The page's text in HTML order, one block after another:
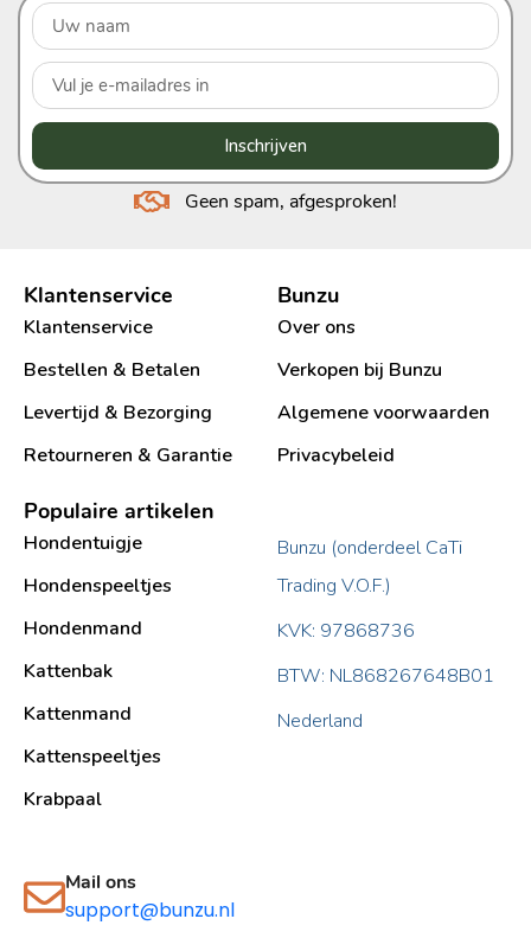
Inschrijven
Geen spam, afgesproken!
Klantenservice
Klantenservice
Bestellen & Betalen
Levertijd & Bezorging
Retourneren & Garantie
Bunzu
Over ons
Verkopen bij Bunzu
Algemene voorwaarden
Privacybeleid
Populaire artikelen
Hondentuigje
Hondenspeeltjes
Hondenmand
Kattenbak
Kattenmand
Kattenspeeltjes
Krabpaal​
Bunzu (onderdeel CaTi
Trading V.O.F.)
KVK: 97868736
BTW: NL868267648B01
Nederland
Mail ons
support@bunzu.nl